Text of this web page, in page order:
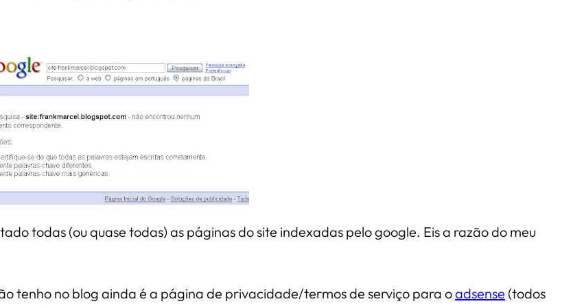
todas (ou quase todas) as páginas do site indexadas pelo google. Eis a razão do meu
tenho no blog ainda é a página de privacidade/termos de serviço para oadsense (todos